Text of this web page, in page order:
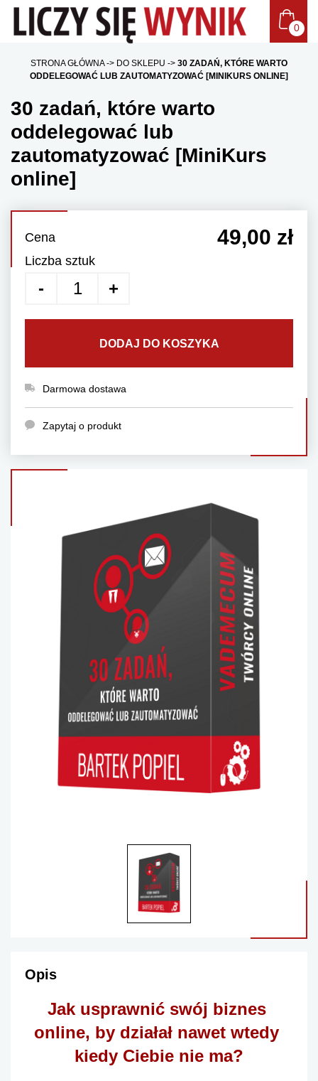
STRONA GŁÓWNA DO SKLEPU
30 ZADAŃ, KTÓRE WARTO
ODDELEGOWAĆ LUB ZAUTOMATYZOWAĆ [MINIKURS ONLINE]
30 zadań, które warto
oddelegować lub
zautomatyzować [MiniKurs
online]
Opis
Jak usprawnić swój biznes
online, by działał nawet wtedy
kiedy Ciebie nie ma?
Cena 49,00 zł
Liczba sztuk
DODAJ DO KOSZYKA
Darmowa dostawa
Zapytaj o produkt